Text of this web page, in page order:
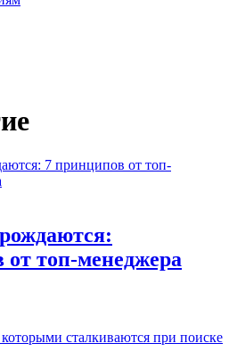
от топ-менеджера